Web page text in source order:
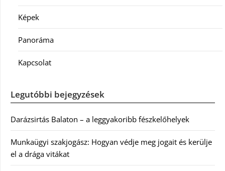
Képek
Panoráma
Kapcsolat
Legutóbbi bejegyzések
Darázsirtás Balaton – a leggyakoribb fészkelőhelyek
Munkaügyi szakjogász: Hogyan védje meg jogait és kerülje
el a drága vitákat